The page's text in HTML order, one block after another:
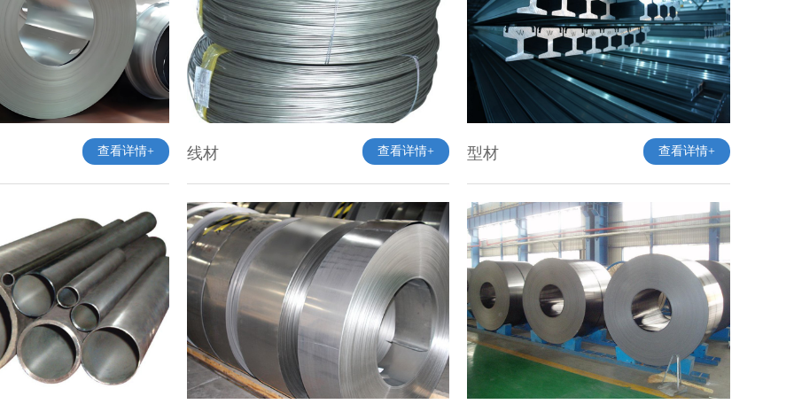
查看详情+ 线材 查看详情+ 型材 查看详情+
查看详情+ 冷轧 查看详情+ 热轧 查看详情+